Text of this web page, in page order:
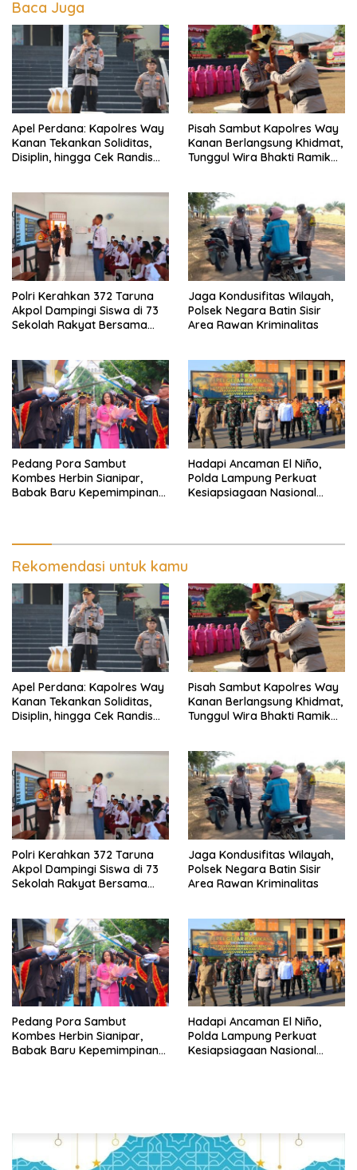
Baca Juga
Apel Perdana: Kapolres Way
Kanan Tekankan Soliditas,
Disiplin, hingga Cek Randis
Pisah Sambut Kapolres Way
Kanan Berlangsung Khidmat,
Tunggul Wira Bhakti Ramik
Polri Kerahkan 372 Taruna
Akpol Dampingi Siswa di 73
Sekolah Rakyat Bersama
Jaga Kondusifitas Wilayah,
Polsek Negara Batin Sisir
Area Rawan Kriminalitas
Pedang Pora Sambut
Kombes Herbin Sianipar,
Babak Baru Kepemimpinan
Hadapi Ancaman El Niño,
Polda Lampung Perkuat
Kesiapsiagaan Nasional
Rekomendasi untuk kamu
Apel Perdana: Kapolres Way
Kanan Tekankan Soliditas,
Disiplin, hingga Cek Randis
Pisah Sambut Kapolres Way
Kanan Berlangsung Khidmat,
Tunggul Wira Bhakti Ramik
Polri Kerahkan 372 Taruna
Akpol Dampingi Siswa di 73
Sekolah Rakyat Bersama
Jaga Kondusifitas Wilayah,
Polsek Negara Batin Sisir
Area Rawan Kriminalitas
Pedang Pora Sambut
Kombes Herbin Sianipar,
Babak Baru Kepemimpinan
Hadapi Ancaman El Niño,
Polda Lampung Perkuat
Kesiapsiagaan Nasional